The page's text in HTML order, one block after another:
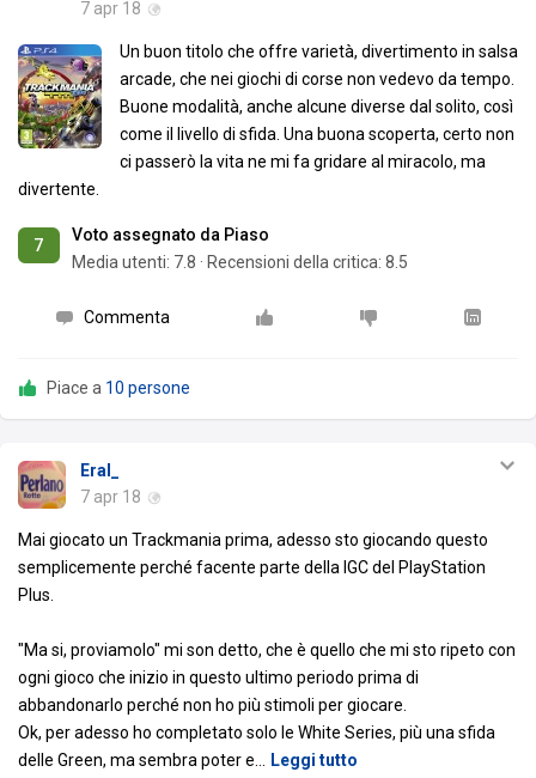
7 apr 18
Un buon titolo che offre varietà, divertimento in salsa
arcade, che nei giochi di corse non vedevo da tempo.
Buone modalità, anche alcune diverse dal solito, così
come il livello di sfida. Una buona scoperta, certo non
ci passerò la vita ne mi fa gridare al miracolo, ma
divertente.
7
Voto assegnato da Piaso
Media utenti: 7.8 · Recensioni della critica: 8.5
Commenta
Piace a 10 persone
Eral_
7 apr 18
Mai giocato un Trackmania prima, adesso sto giocando questo
semplicemente perché facente parte della IGC del PlayStation
Plus.
"Ma si, proviamolo" mi son detto, che è quello che mi sto ripeto con
ogni gioco che inizio in questo ultimo periodo prima di
abbandonarlo perché non ho più stimoli per giocare.
Ok, per adesso ho completato solo le White Series, più una sfida
delle Green, ma sembra poter e
Leggi tutto